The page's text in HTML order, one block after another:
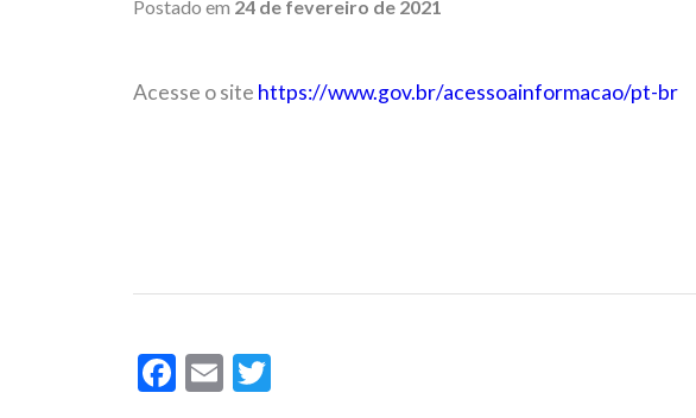
Postado em 24 de fevereiro de 2021
Acesse o site https://www.gov.br/acessoainformacao/pt-br
Facebook
Email